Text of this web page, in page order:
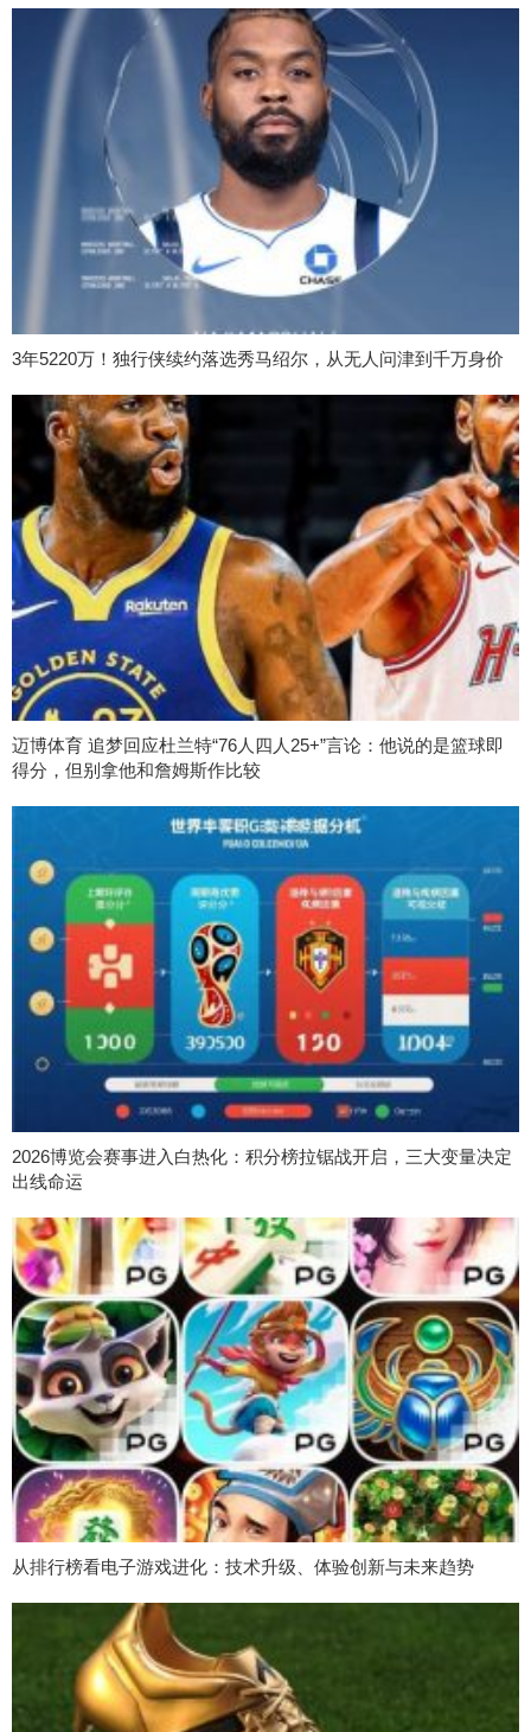
3年5220万！独行侠续约落选秀马绍尔，从无人问津到千万身价
迈博体育 追梦回应杜兰特“76人四人25+”言论：他说的是篮球即
得分，但别拿他和詹姆斯作比较
2026博览会赛事进入白热化：积分榜拉锯战开启，三大变量决定
出线命运
从排行榜看电子游戏进化：技术升级、体验创新与未来趋势